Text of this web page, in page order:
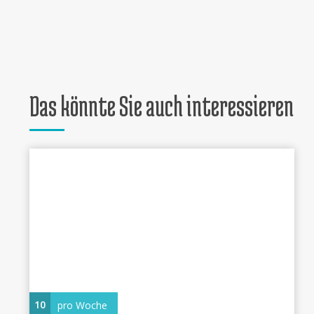
Das könnte Sie auch interessieren
10 pro Woche